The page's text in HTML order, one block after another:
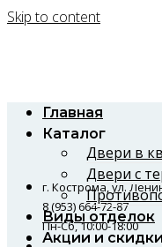
Skip to content
г. Кострома, ул.
8 (953) 664-72-87
Пн-Сб, 10:00-18:00
Главная
Каталог
Двери в
Двери с
Виды отделок
Акции и скидки